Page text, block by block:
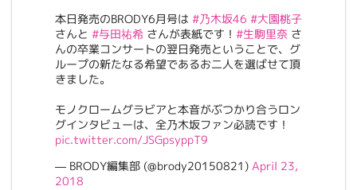
本日発売のBRODY6月号は #乃木坂46 #大園桃子
さんと #与田祐希 さんが表紙です！ #生駒里奈 さ
んの卒業コンサートの翌日発売ということで、グ
ループの新たなる希望であるお二人を選ばせて頂
きました。
モノクロームグラビアと本音がぶつかり合うロン
グインタビューは、全乃木坂ファン必読です！
pic.twitter.com/JSGpsyppT9
— BRODY編集部 (@brody20150821) April 23,
2018